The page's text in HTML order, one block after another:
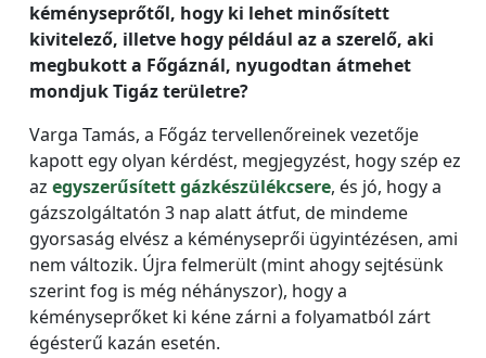
kéményseprőtől, hogy ki lehet minősített
kivitelező, illetve hogy például az a szerelő, aki
megbukott a Főgáznál, nyugodtan átmehet
mondjuk Tigáz területre?
Varga Tamás, a Főgáz tervellenőreinek vezetője
kapott egy olyan kérdést, megjegyzést, hogy szép ez
az egyszerűsített gázkészülékcsere, és jó, hogy a
gázszolgáltatón 3 nap alatt átfut, de mindeme
gyorsaság elvész a kéményseprői ügyintézésen, ami
nem változik. Újra felmerült (mint ahogy sejtésünk
szerint fog is még néhányszor), hogy a
kéményseprőket ki kéne zárni a folyamatból zárt
égésterű kazán esetén.